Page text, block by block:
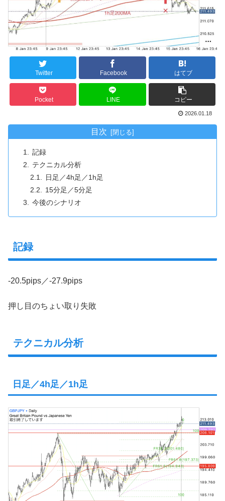
Twitter Facebook はてブ
Pocket LINE コピー
2026.01.18
目次
記録
テクニカル分析
日足／4h足／1h足
15分足／5分足
今後のシナリオ
記録
-20.5pips／-27.9pips
押し目のちょい取り失敗
テクニカル分析
日足／4h足／1h足